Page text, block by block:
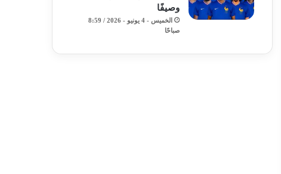
وصيفًا
الخميس - 4 يونيو - 2026 / 8:59
صباحًا